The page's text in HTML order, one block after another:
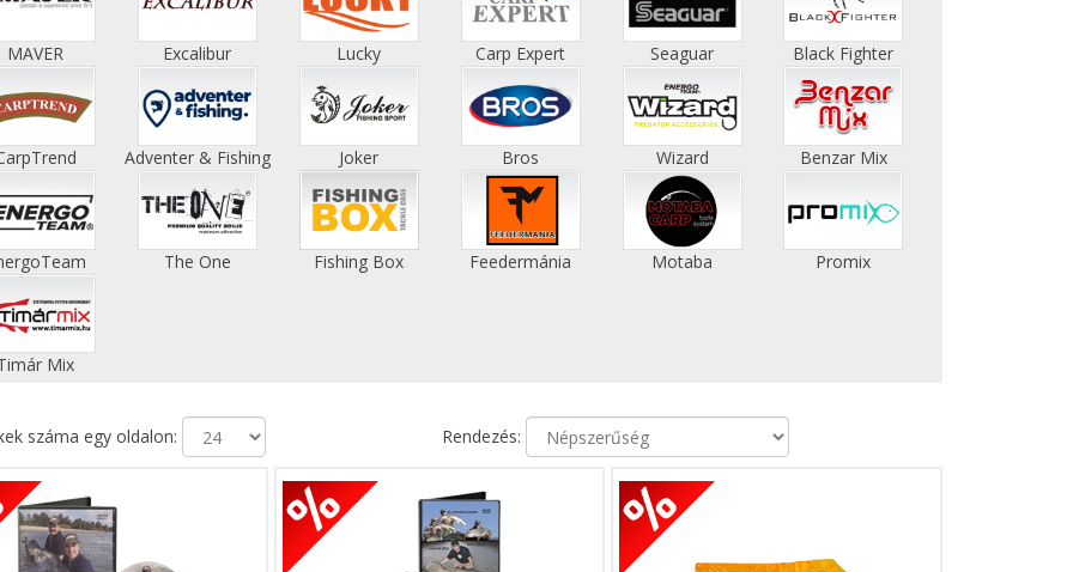
MAVER Excalibur Lucky Carp Expert Seaguar Black Fighter
Adventer & Fishing Joker Bros Wizard Benzar Mix
The One Fishing Box Feedermánia Motaba Promix
Mix
száma egy oldalon: Rendezés: